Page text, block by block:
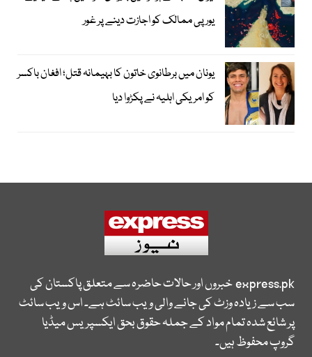
یورپی ممالک کو اجازت دینے پر غور
یونان میں برطانوی خاتون کا بہیمانہ قتل؛ افغان باکسر
کو امریکی اہلیہ نے پکڑوا دیا
express.pkخبروں اور حالات حاضرہ سے متعلق پاکستان کی
سب سے زیادہ وزٹ کی جانے والی ویب سائٹ ہے۔ اس ویب سائٹ
پر شائع شدہ تمام مواد کے جملہ حقوق بحق ایکسپریس میڈیا
گروپ محفوظ ہیں۔